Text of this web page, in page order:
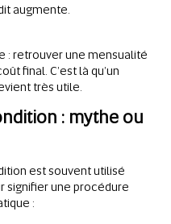
augmente.
: retrouver une mensualité
final. C’est là qu’un
très utile.
: mythe ou
est souvent utilisé
signifier une procédure
: